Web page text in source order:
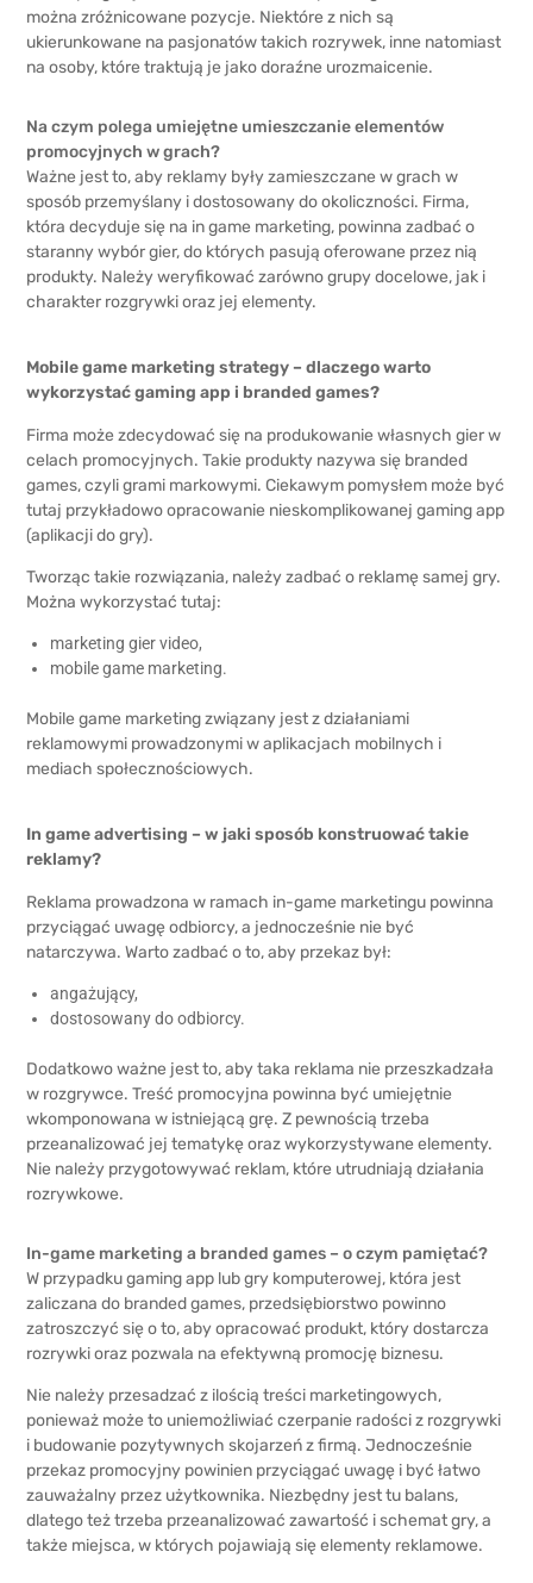
można zróżnicowane pozycje. Niektóre z nich są
ukierunkowane na pasjonatów takich rozrywek, inne natomiast
na osoby, które traktują je jako doraźne urozmaicenie.
Na czym polega umiejętne umieszczanie elementów
promocyjnych w grach?
Ważne jest to, aby reklamy były zamieszczane w grach w
sposób przemyślany i dostosowany do okoliczności. Firma,
która decyduje się na in game marketing, powinna zadbać o
staranny wybór gier, do których pasują oferowane przez nią
produkty. Należy weryfikować zarówno grupy docelowe, jak i
charakter rozgrywki oraz jej elementy.
Mobile game marketing strategy – dlaczego warto
wykorzystać gaming app i branded games?
Firma może zdecydować się na produkowanie własnych gier w
celach promocyjnych. Takie produkty nazywa się branded
games, czyli grami markowymi. Ciekawym pomysłem może być
tutaj przykładowo opracowanie nieskomplikowanej gaming app
(aplikacji do gry).
Tworząc takie rozwiązania, należy zadbać o reklamę samej gry.
Można wykorzystać tutaj:
marketing gier video,
mobile game marketing.
Mobile game marketing związany jest z działaniami
reklamowymi prowadzonymi w aplikacjach mobilnych i
mediach społecznościowych.
In game advertising – w jaki sposób konstruować takie
reklamy?
Reklama prowadzona w ramach in-game marketingu powinna
przyciągać uwagę odbiorcy, a jednocześnie nie być
natarczywa. Warto zadbać o to, aby przekaz był:
angażujący,
dostosowany do odbiorcy.
Dodatkowo ważne jest to, aby taka reklama nie przeszkadzała
w rozgrywce. Treść promocyjna powinna być umiejętnie
wkomponowana w istniejącą grę. Z pewnością trzeba
przeanalizować jej tematykę oraz wykorzystywane elementy.
Nie należy przygotowywać reklam, które utrudniają działania
rozrywkowe.
In-game marketing a branded games – o czym pamiętać?
W przypadku gaming app lub gry komputerowej, która jest
zaliczana do branded games, przedsiębiorstwo powinno
zatroszczyć się o to, aby opracować produkt, który dostarcza
rozrywki oraz pozwala na efektywną promocję biznesu.
Nie należy przesadzać z ilością treści marketingowych,
ponieważ może to uniemożliwiać czerpanie radości z rozgrywki
i budowanie pozytywnych skojarzeń z firmą. Jednocześnie
przekaz promocyjny powinien przyciągać uwagę i być łatwo
zauważalny przez użytkownika. Niezbędny jest tu balans,
dlatego też trzeba przeanalizować zawartość i schemat gry, a
także miejsca, w których pojawiają się elementy reklamowe.